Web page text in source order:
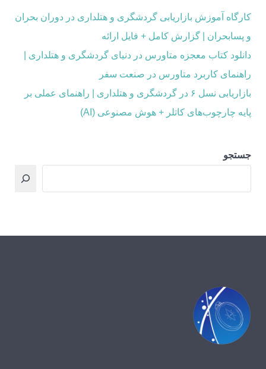
کارگاه آموزش بازاریابی گردشگری و هتلداری در دوران بحران
و پسابحران | گزارش کامل + فایل ارائه
دانلود کتاب معجزه متاورس در دنیای گردشگری و هتلداری |
راهنمای کاربرد متاورس در صنعت سفر
بازاریابی نسل ۶ در گردشگری و هتلداری | راهنمای عملی بر
پایه چارچوب‌های کاتلر + هوش مصنوعی (AI)
جستجو